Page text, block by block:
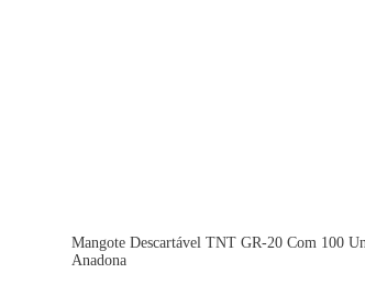
Mangote Descartável TNT GR-20 Com 100
Anadona